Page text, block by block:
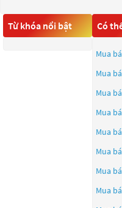
Từ khóa nổi bật Có
Mua
Mua
Mua
Mua
Mua
Mua
Mua
Mua